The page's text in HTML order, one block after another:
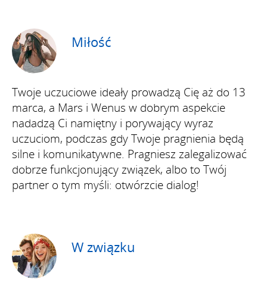
Miłość
Twoje uczuciowe ideały prowadzą Cię aż do 13
marca, a Mars i Wenus w dobrym aspekcie
nadadzą Ci namiętny i porywający wyraz
uczuciom, podczas gdy Twoje pragnienia będą
silne i komunikatywne. Pragniesz zalegalizować
dobrze funkcjonujący związek, albo to Twój
partner o tym myśli: otwórzcie dialog!
W związku